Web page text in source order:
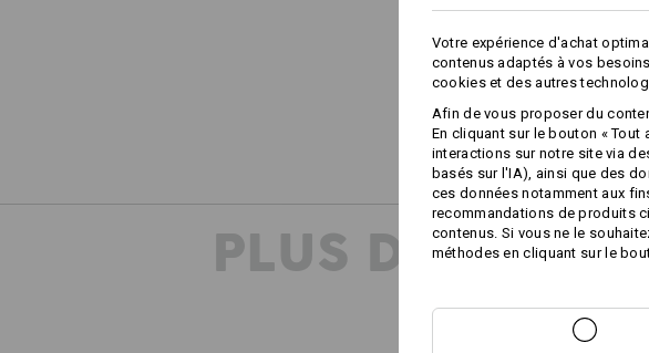
PLUS
Votre expérience d'achat
contenus adaptés à vos
cookies et des autres
Afin de vous proposer du
En cliquant sur le bouton «
interactions sur notre site via
basés sur l'IA), ainsi que des
ces données notamment aux
recommandations de produits
contenus. Si vous ne le
méthodes en cliquant sur le